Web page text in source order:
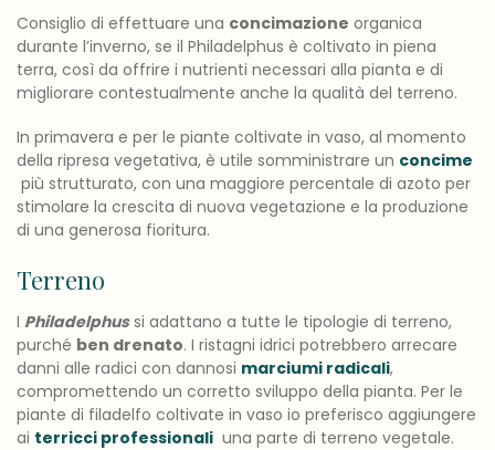
Consiglio di effettuare una concimazione organica
durante l’inverno, se il Philadelphus è coltivato in piena
terra, così da offrire i nutrienti necessari alla pianta e di
migliorare contestualmente anche la qualità del terreno.
In primavera e per le piante coltivate in vaso, al momento
della ripresa vegetativa, è utile somministrare un concime
più strutturato, con una maggiore percentale di azoto per
stimolare la crescita di nuova vegetazione e la produzione
di una generosa fioritura.
Terreno
I Philadelphussi adattano a tutte le tipologie di terreno,
purché ben drenato. I ristagni idrici potrebbero arrecare
danni alle radici con dannosi marciumi radicali,
compromettendo un corretto sviluppo della pianta. Per le
piante di filadelfo coltivate in vaso io preferisco aggiungere
ai terricci professionali una parte di terreno vegetale.